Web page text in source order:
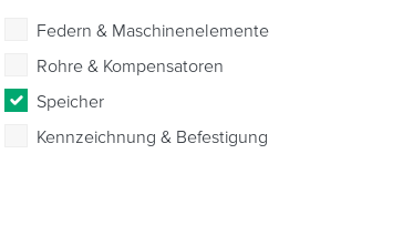
Federn & Maschinenelemente
Rohre & Kompensatoren
Speicher
Kennzeichnung & Befestigung